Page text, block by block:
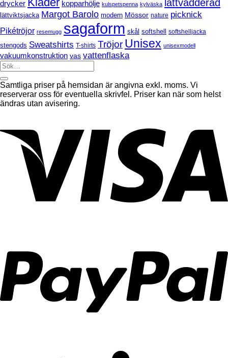
drycker kopparhölje kulspetspenna kylväska lättvadderad
lättviktsjacka Margot Barolo modern Mössor nature picknick
Pikétröjor resemugg sagaform skål softshell softshelljacka
stengods Sweatshirts T-shirts Tröjor Unisex unisexmodell
vakuumkonstruktion vas vattenflaska
Samtliga priser på hemsidan är angivna exkl. moms. Vi
reserverar oss för eventuella skrivfel. Priser kan när som helst
ändras utan avisering.